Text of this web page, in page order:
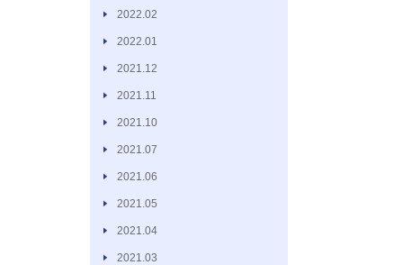
2022.02
2022.01
2021.12
2021.11
2021.10
2021.07
2021.06
2021.05
2021.04
2021.03